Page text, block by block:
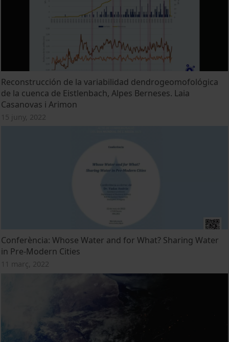
Reconstrucción de la variabilidad dendrogeomofológica
de la cuenca de Eistlenbach, Alpes Berneses. Laia
Casanovas i Arimon
15 juny, 2022
Conferència: Whose Water and for What? Sharing Water
in Pre-Modern Cities
11 març, 2022